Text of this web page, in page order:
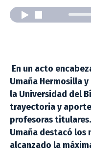
En un acto
Umaña Hermosilla
la Universidad del
trayectoria y
profesoras
Umaña destacó los
alcanzado la